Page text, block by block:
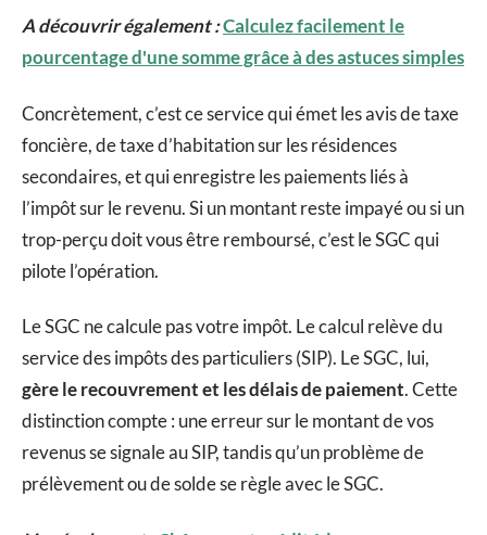
A découvrir également :Calculez facilement le
pourcentage d'une somme grâce à des astuces simples
Concrètement, c’est ce service qui émet les avis de taxe
foncière, de taxe d’habitation sur les résidences
secondaires, et qui enregistre les paiements liés à
l’impôt sur le revenu. Si un montant reste impayé ou si un
trop-perçu doit vous être remboursé, c’est le SGC qui
pilote l’opération.
Le SGC ne calcule pas votre impôt. Le calcul relève du
service des impôts des particuliers (SIP). Le SGC, lui,
gère le recouvrement et les délais de paiement. Cette
distinction compte : une erreur sur le montant de vos
revenus se signale au SIP, tandis qu’un problème de
prélèvement ou de solde se règle avec le SGC.